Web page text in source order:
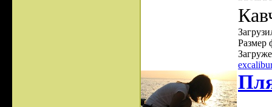
Размер
excalibur